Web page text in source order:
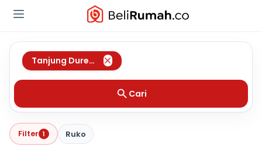
Tanjung Duren Jakarta Barat
Cari
Filter 1 Ruko